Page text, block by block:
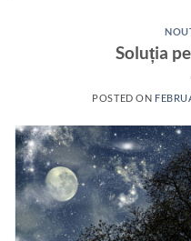
Soluția
POSTED ON